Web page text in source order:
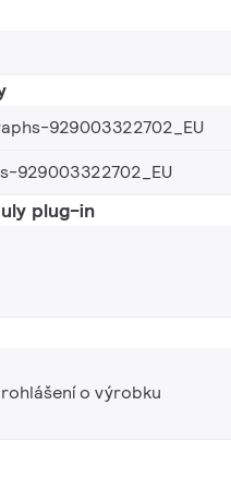
929003322702_EU
929003322702_EU
plug-in
o výrobku